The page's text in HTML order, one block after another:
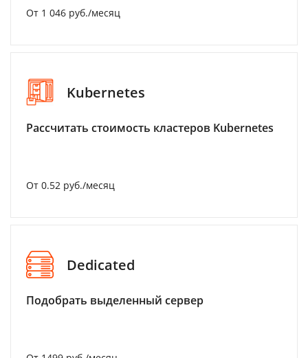
От 1 046 руб./месяц
Kubernetes
Рассчитать стоимость кластеров Kubernetes
От 0.52 руб./месяц
Dedicated
Подобрать выделенный сервер